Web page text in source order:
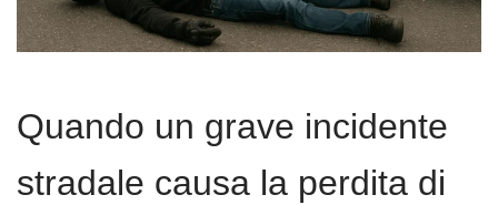
Quando un grave incidente
stradale causa la perdita di